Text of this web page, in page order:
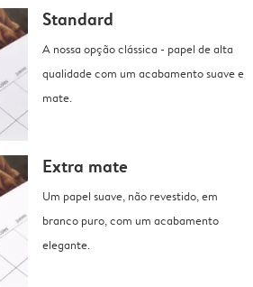
Standard
A nossa opção clássica - papel de alta
qualidade com um acabamento suave e
mate.
Extra mate
Um papel suave, não revestido, em
branco puro, com um acabamento
elegante.